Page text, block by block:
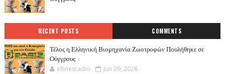
RECENT POSTS COMMENTS
Τέλος η Ελληνική Βιομηχανία Ζωοτροφών Πουλήθηκε σε
Ούγγρους
ellinesradio Jun 09, 2026